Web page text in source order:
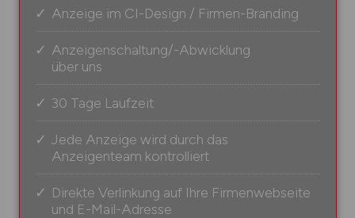
Anzeige im CI-Design / Firmen-Branding
Anzeigenschaltung/-Abwicklung
über uns
30 Tage Laufzeit
Jede Anzeige wird durch das
Anzeigenteam kontrolliert
Direkte Verlinkung auf Ihre Firmenwebseite
und E-Mail-Adresse